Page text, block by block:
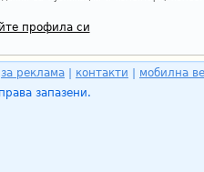
профила си
за реклама контакти
мобилна
запазени.